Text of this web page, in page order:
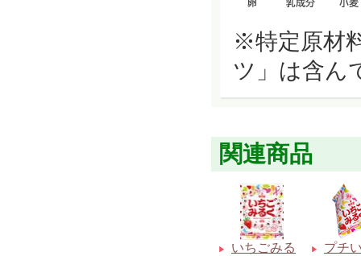
※特定原材
ツ」は含ん
関連商品
いちごみる
プチ